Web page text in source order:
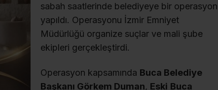
sabah saatlerinde belediyeye bir operasyon
yapıldı. Operasyonu İzmir Emniyet
Müdürlüğü organize suçlar ve mali şube
ekipleri gerçekleştirdi.
Operasyon kapsamında Buca Belediye
Başkanı Görkem Duman, Eski Buca